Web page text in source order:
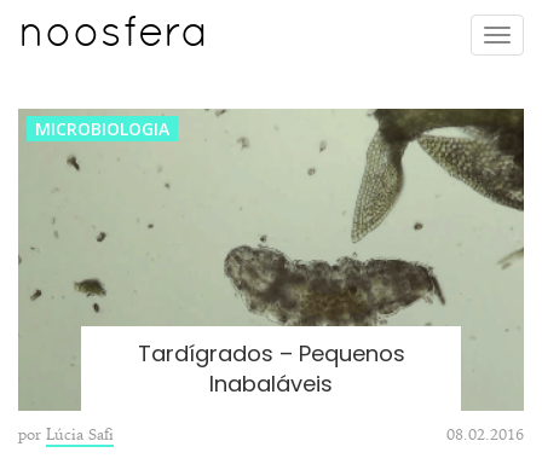
Pular
para
noosfera
MICROBIOLOGIA
Tardígrados – Pequenos
Inabaláveis
porLúcia Safi 08.02.2016